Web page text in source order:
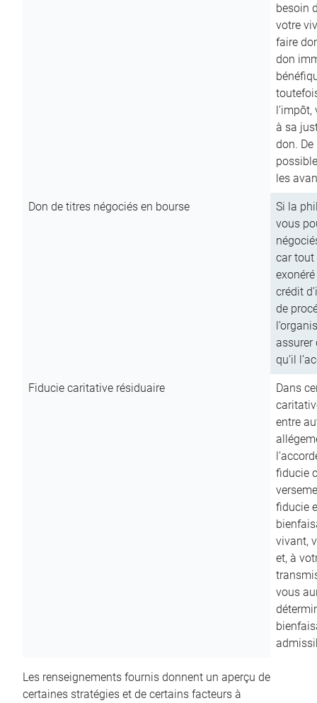
besoin
votre
faire
don
à sa
don.
les
Don de titres négociés en bourse
Si la
vous
car tout
crédit
de
assurer
qu’il
Fiducie caritative résiduaire
Dans
entre
fiducie
fiducie
vivant,
et, à
vous
Les renseignements fournis donnent un aperçu de
certaines stratégies et de certains facteurs à